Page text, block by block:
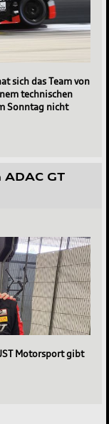
sich das Team von
technischen
Sonntag nicht
GT
Motorsport gibt